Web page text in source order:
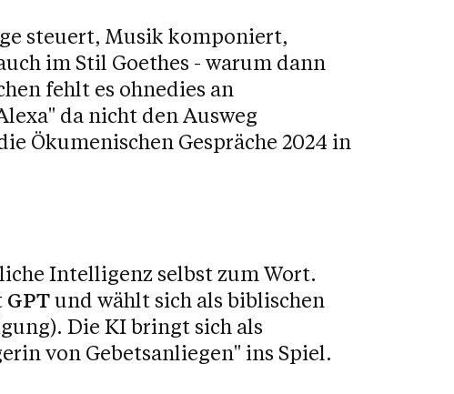
steuert, Musik komponiert,
im Stil Goethes - warum dann
fehlt es ohnedies an
da nicht den Ausweg
Ökumenischen Gespräche 2024 in
Intelligenz selbst zum Wort.
GPTund wählt sich als biblischen
Die KI bringt sich als
von Gebetsanliegen" ins Spiel.